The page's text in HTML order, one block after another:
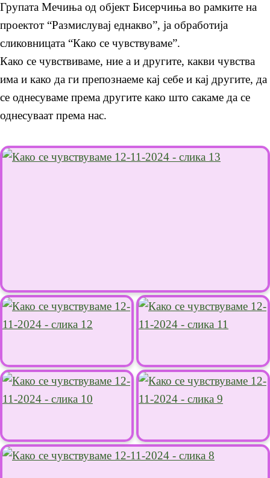
Групата Мечиња од објект Бисерчиња во рамките на
проектот “Размислувај еднакво”, ја обработија
сликовницата “Како се чувствуваме”.
Како се чувствиваме, ние а и другите, какви чувства
има и како да ги препознаеме кај себе и кај другите, да
се однесуваме према другите како што сакаме да се
однесуваат према нас.